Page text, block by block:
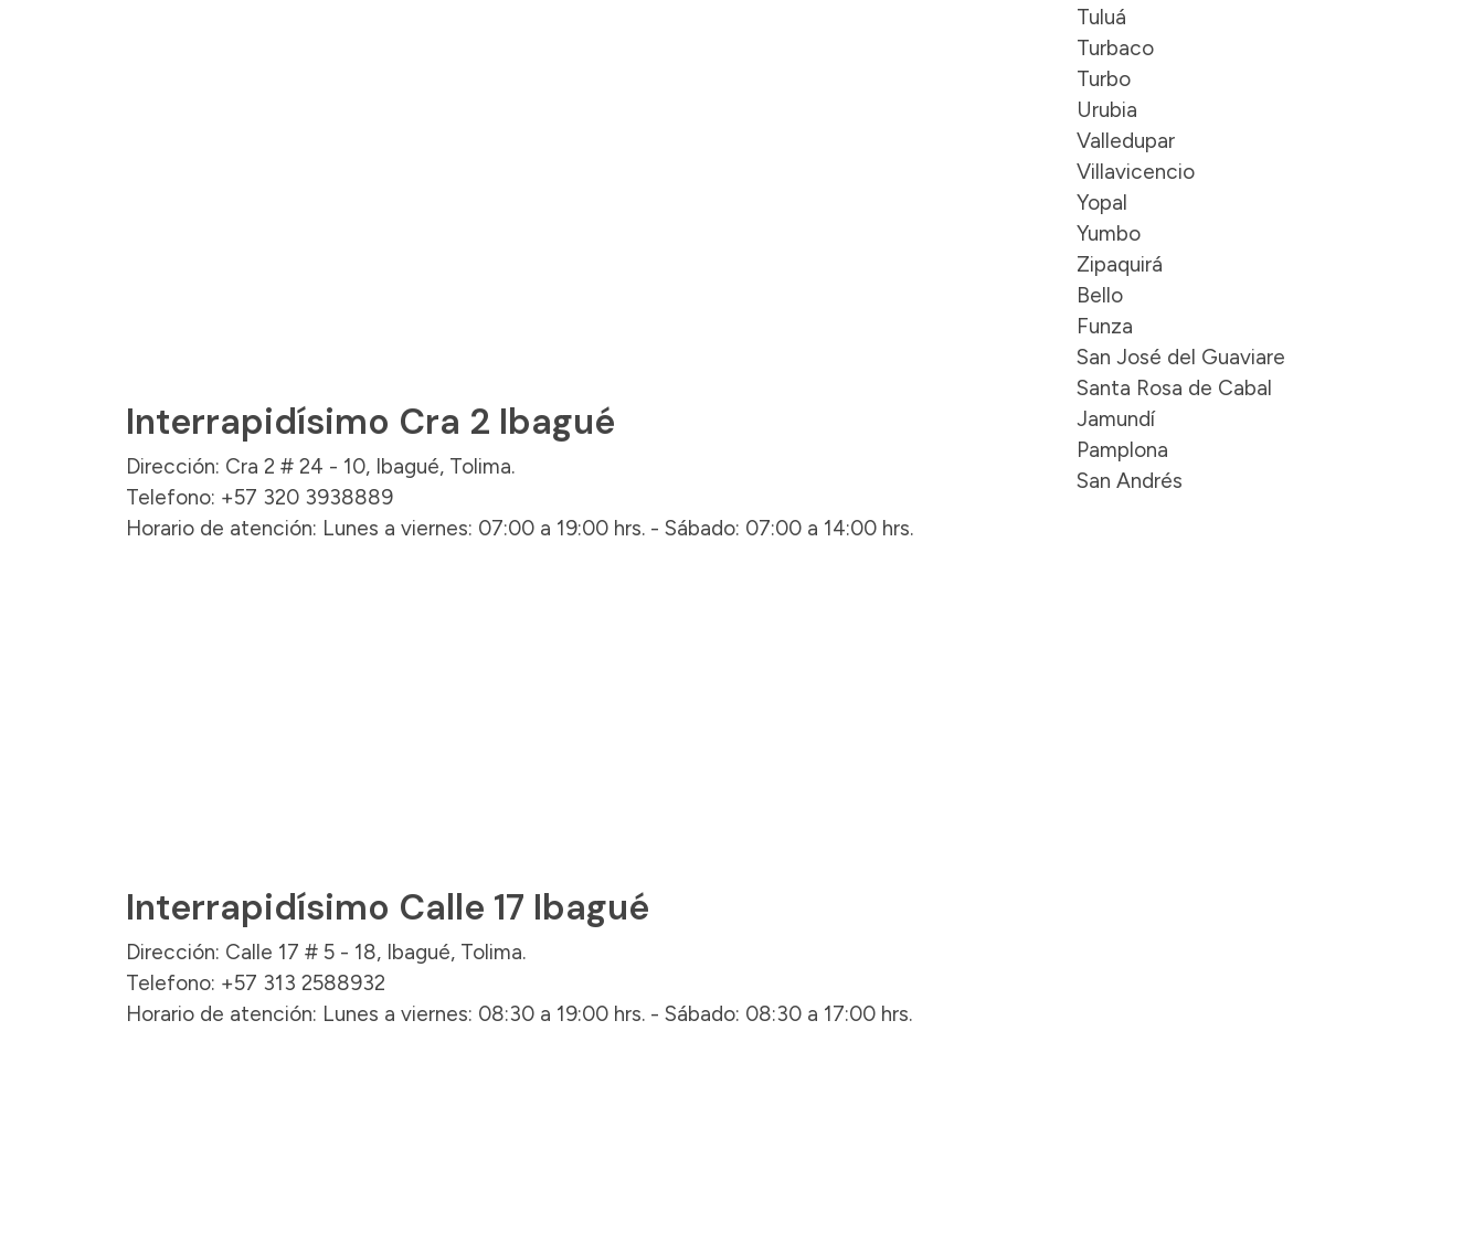
Interrapidísimo Cra 2 Ibagué
Dirección: Cra 2 # 24 - 10, Ibagué, Tolima.
Telefono: +57 320 3938889
Horario de atención: Lunes a viernes: 07:00 a 19:00 hrs. - Sábado: 07:00 a 14:00 hrs.
Interrapidísimo Calle 17 Ibagué
Dirección: Calle 17 # 5 - 18, Ibagué, Tolima.
Telefono: +57 313 2588932
Horario de atención: Lunes a viernes: 08:30 a 19:00 hrs. - Sábado: 08:30 a 17:00 hrs.
Tuluá
Turbaco
Turbo
Urubia
Valledupar
Villavicencio
Yopal
Yumbo
Zipaquirá
Bello
Funza
San José del Guaviare
Santa Rosa de Cabal
Jamundí
Pamplona
San Andrés